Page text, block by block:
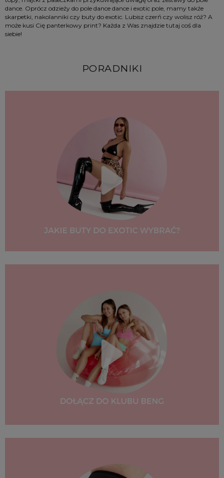
dance. Oprócz odzieży do pole dance dance i exotic pole, mamy także
skarpetki, nakolanniki czy buty do exotic. Lubisz czerń czy wolisz róż? A
może kusi Cię panterkowy print? Każda z Was znajdzie tutaj coś dla
siebie!
PORADNIKI